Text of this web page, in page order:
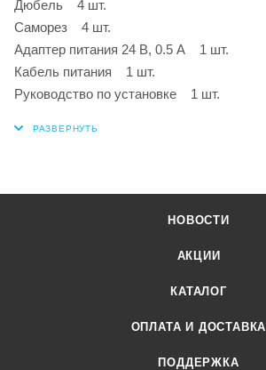
Дюбель 4 шт.
Саморез 4 шт.
Адаптер питания 24 В, 0.5 А 1 шт.
Кабель питания 1 шт.
Руководство по установке 1 шт.
НОВОСТИ
АКЦИИ
КАТАЛОГ
ОПЛАТА И ДОСТАВКА
ПОДДЕРЖКА